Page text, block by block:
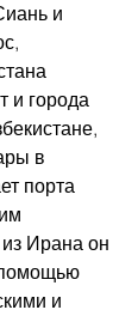
и
и города
в
порта
Ирана он
помощью
и